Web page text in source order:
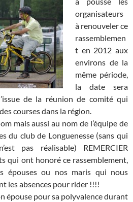
organisateurs
à renouveler ce
rassemblemen
t en 2012 aux
environs de la
même période,
la date sera
de la réunion de comité qui
courses dans la région.
mais aussi au nom de l’équipe de
du club de Longuenesse (sans qui
pas réalisable) REMERCIER
qui ont honoré ce rassemblement,
épouses ou nos maris qui nous
les absences pour rider !!!!
épouse pour sa polyvalence durant